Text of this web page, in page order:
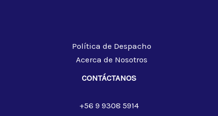
Política de Despacho
Acerca de Nosotros
CONTÁCTANOS
+56 9 9308 5914